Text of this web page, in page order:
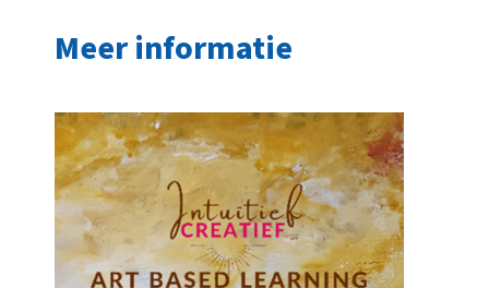
Meer informatie